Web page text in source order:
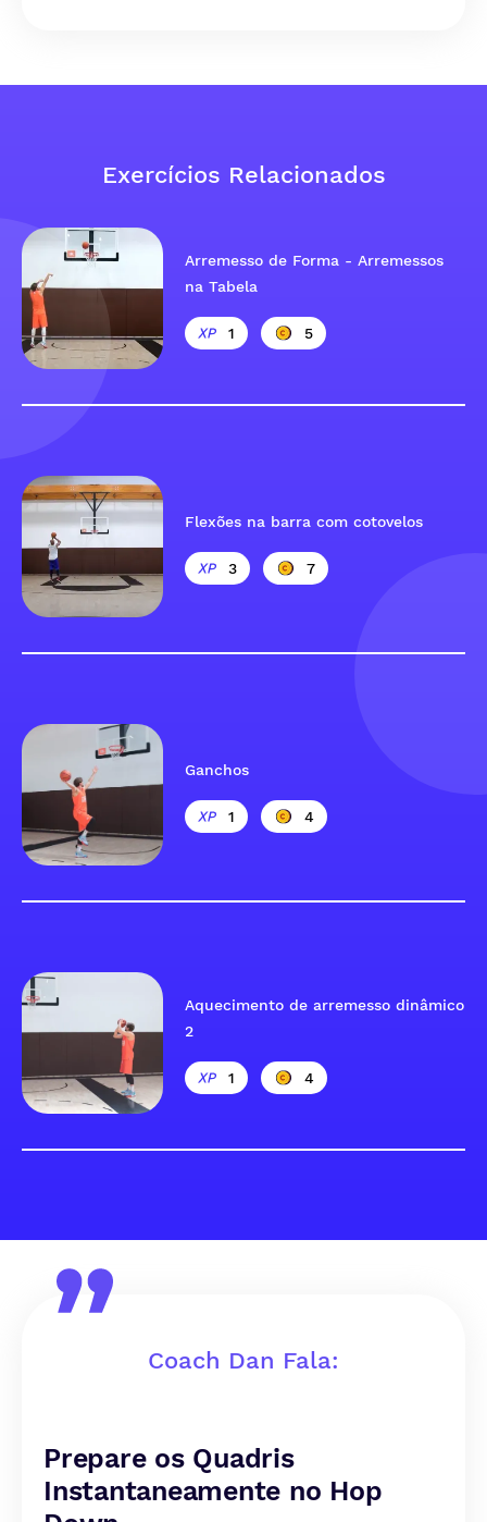
Exercícios Relacionados
Arremesso de Forma - Arremessos
na Tabela
1 5
Flexões na barra com cotovelos
3 7
Ganchos
1 4
Aquecimento de arremesso dinâmico
2
1 4
Coach Dan Fala:
Prepare os Quadris
Instantaneamente no Hop